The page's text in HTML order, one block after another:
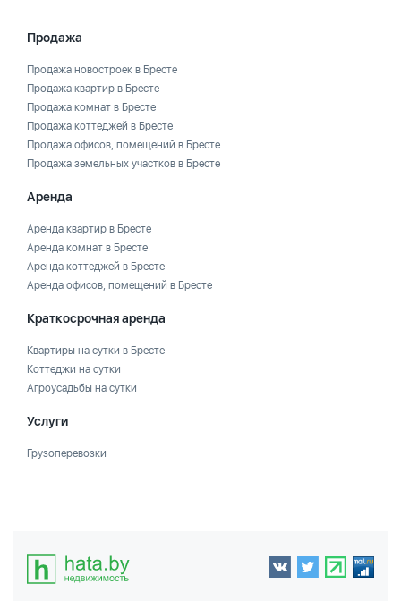
Продажа
Продажа новостроек в Бресте
Продажа квартир в Бресте
Продажа комнат в Бресте
Продажа коттеджей в Бресте
Продажа офисов, помещений в Бресте
Продажа земельных участков в Бресте
Аренда
Аренда квартир в Бресте
Аренда комнат в Бресте
Аренда коттеджей в Бресте
Аренда офисов, помещений в Бресте
Краткосрочная аренда
Квартиры на сутки в Бресте
Коттеджи на сутки
Агроусадьбы на сутки
Услуги
Грузоперевозки